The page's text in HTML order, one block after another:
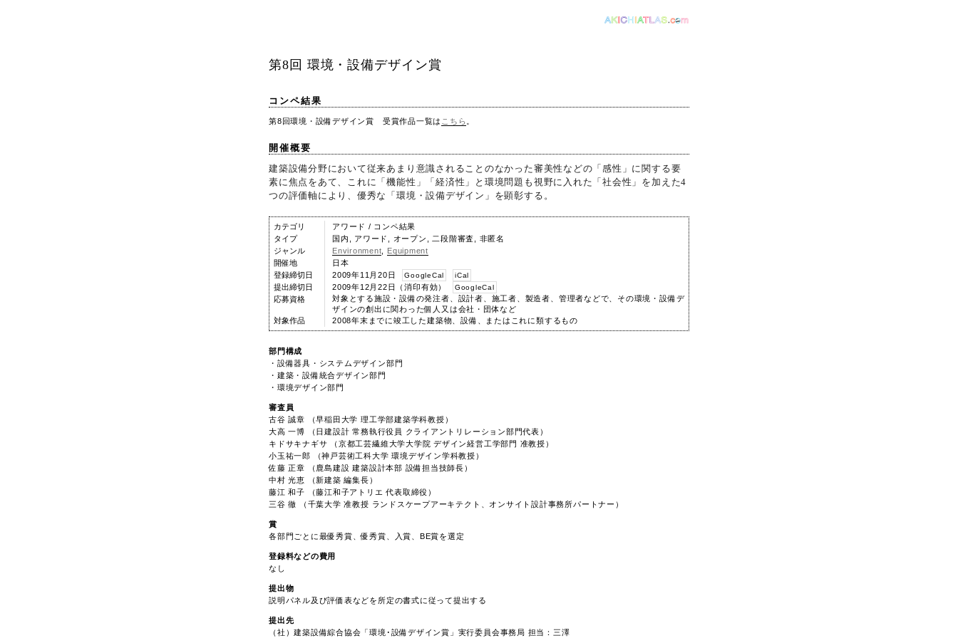
第8回 環境・設備デザイン賞
コンペ結果
第8回環境・設備デザイン賞 受賞作品一覧は こちら 。
開催概要
建築設備分野において従来あまり意識されることのなかった審美性などの「感性」に関する要
素に焦点をあて、これに「機能性」「経済性」と環境問題も視野に入れた「社会性」を加えた4
つの評価軸により、優秀な「環境・設備デザイン」を顕彰する。
カテゴリ
アワード / コンペ結果
タイプ
国内, アワード, オープン, 二段階審査, 非匿名
ジャンル
Environment
Equipment
開催地
日本
登録締切日
2009年11月20日 GoogleCal iCal
提出締切日 2009年12月22日（消印有効） GoogleCal
応募資格
対象とする施設・設備の発注者、設計者、施工者、製造者、管理者などで、その環境・設備デ
ザインの創出に関わった個人又は会社・団体など
対象作品
2008年末までに竣工した建築物、設備、またはこれに類するもの
部門構成
・設備器具・システムデザイン部門
・建築・設備統合デザイン部門
・環境デザイン部門
審査員
古谷 誠章 （早稲田大学 理工学部建築学科教授）
大高 一博 （日建設計 常務執行役員 クライアントリレーション部門代表）
キドサキナギサ （京都工芸繊維大学大学院 デザイン経営工学部門 准教授）
小玉祐一郎 （神戸芸術工科大学 環境デザイン学科教授）
佐藤 正章 （鹿島建設 建築設計本部 設備担当技師長）
中村 光恵 （新建築 編集長）
藤江 和子 （藤江和子アトリエ 代表取締役）
三谷 徹 （千葉大学 准教授 ランドスケープアーキテクト、オンサイト設計事務所パートナー）
賞
各部門ごとに最優秀賞、優秀賞、入賞、BE賞を選定
登録料などの費用
なし
提出物
説明パネル及び評価表などを所定の書式に従って提出する
提出先
（社）建築設備綜合協会「環境･設備デザイン賞」実行委員会事務局 担当：三澤